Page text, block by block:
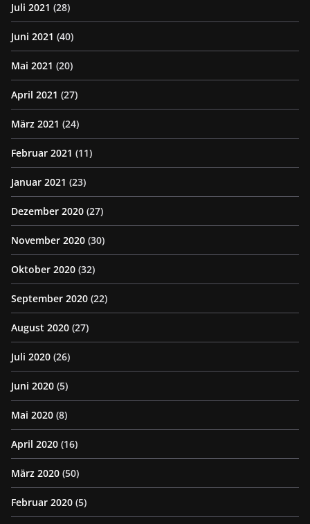
Juli 2021 (28)
Juni 2021 (40)
Mai 2021 (20)
April 2021 (27)
März 2021 (24)
Februar 2021 (11)
Januar 2021 (23)
Dezember 2020 (27)
November 2020 (30)
Oktober 2020 (32)
September 2020 (22)
August 2020 (27)
Juli 2020 (26)
Juni 2020 (5)
Mai 2020 (8)
April 2020 (16)
März 2020 (50)
Februar 2020 (5)